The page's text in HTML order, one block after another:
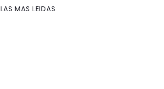
LAS MAS LEIDAS